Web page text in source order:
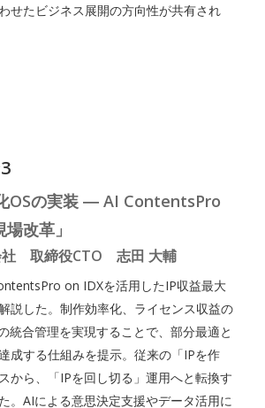
せたビジネス展開の方向性が共有され
OSの実装 ― AI ContentsPro
改革」
社 取締役CTO 志田 大輔
on IDXを活用したIP収益最大
説した。制作効率化、ライセンス収益の
統合管理を実現することで、部分最適と
成する仕組みを提示。従来の「IPを作
から、「IPを回し切る」運用へと転換す
。AIによる意思決定支援やデータ活用に